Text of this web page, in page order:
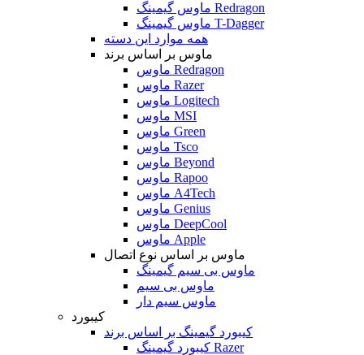
ماوس گیمینگ Redragon
ماوس گیمینگ T-Dagger
همه موارد این دسته
ماوس بر اساس برند
ماوس Redragon
ماوس Razer
ماوس Logitech
ماوس MSI
ماوس Green
ماوس Tsco
ماوس Beyond
ماوس Rapoo
ماوس A4Tech
ماوس Genius
ماوس DeepCool
ماوس Apple
ماوس بر اساس نوع اتصال
ماوس بی سیم گیمینگ
ماوس بی سیم
ماوس سیم دار
کیبورد
کیبورد گیمینگ بر اساس برند
کیبورد گیمینگ Razer